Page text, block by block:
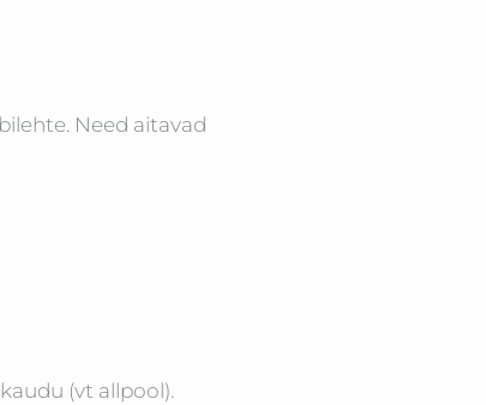
Need aitavad
(vt allpool).